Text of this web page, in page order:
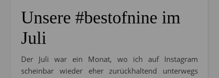
Unsere #bestofnine im
Juli
Der Juli war ein Monat, wo ich auf Instagram
scheinbar wieder eher zurückhaltend unterwegs